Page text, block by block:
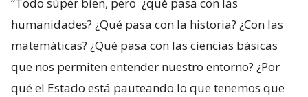
“Todo súper bien, pero ¿qué pasa con las
humanidades? ¿Qué pasa con la historia? ¿Con las
matemáticas? ¿Qué pasa con las ciencias básicas
que nos permiten entender nuestro entorno? ¿Por
qué el Estado está pauteando lo que tenemos que